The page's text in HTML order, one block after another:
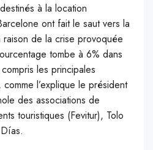
à la location
ont fait le saut vers la
de la crise provoquée
tombe à 6% dans
les principales
l’explique le président
des associations de
touristiques (Fevitur), Tolo